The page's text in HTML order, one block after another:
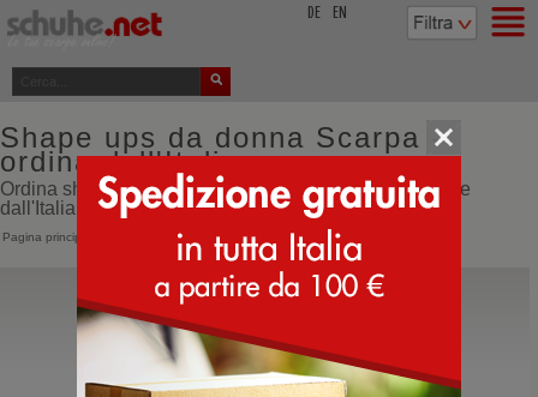
DE EN
Shape ups da donna Scarpa -
ordina dall'Italia
Ordina shape ups da donna Scarpa online direttamente
dall'Italia
Pagina principale Scarpe sportive > Shape ups >
Scarpa
Scarpe da montagna basse impermeabili